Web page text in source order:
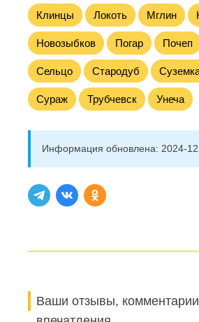
Клинцы Локоть Мглин
Новозыбков Погар Почеп
Сельцо Стародуб
Сураж Трубчевск Унеча
Информация обновлена: 2024-
Ваши отзывы,